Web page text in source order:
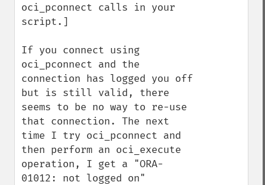
oci_pconnect calls in your
script.]
If you connect using
oci_pconnect and the
connection has logged you off
but is still valid, there
seems to be no way to re-use
that connection. The next
time I try oci_pconnect and
then perform an oci_execute
operation, I get a "ORA-
01012: not logged on"